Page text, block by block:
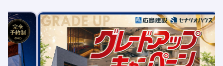
アイ工
アイが
アイ工
りやす
続き